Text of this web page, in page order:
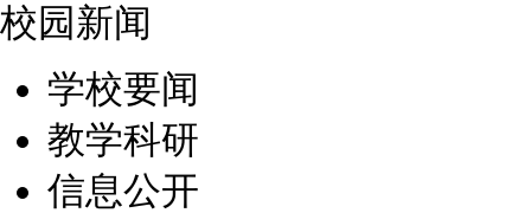
校园新闻
学校要闻
教学科研
信息公开